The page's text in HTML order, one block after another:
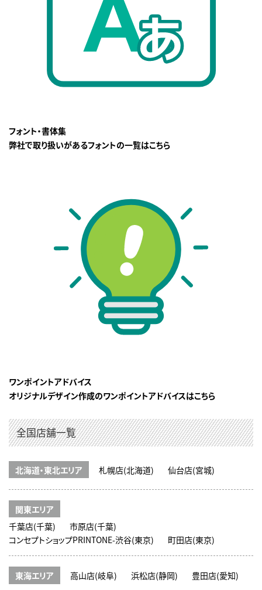
フォント・書体集
弊社で取り扱いがあるフォントの一覧はこちら
ワンポイントアドバイス
オリジナルデザイン作成のワンポイントアドバイスはこちら
全国店舗一覧
北海道・東北エリア 札幌店(北海道) 仙台店(宮城)
関東エリア
千葉店(千葉)
市原店(千葉)
コンセプトショップPRINTONE-渋谷(東京)
町田店(東京)
東海エリア 高山店(岐阜) 浜松店(静岡) 豊田店(愛知)